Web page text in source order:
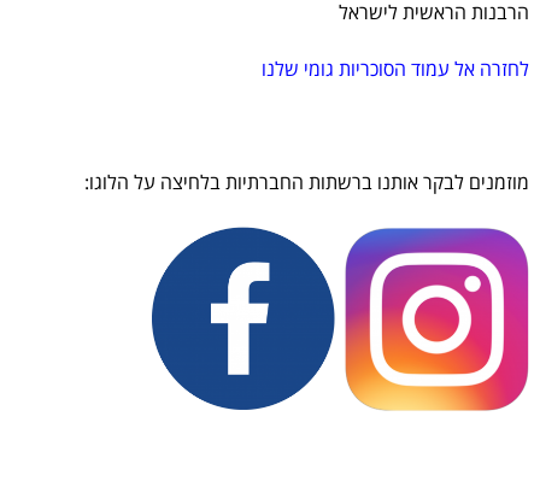
הרבנות הראשית לישראל
לחזרה אל עמוד הסוכריות גומי שלנו
מוזמנים לבקר אותנו ברשתות החברתיות בלחיצה על הלוגו: